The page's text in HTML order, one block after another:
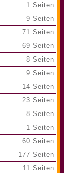
1 Seiten
9 Seiten
71 Seiten
69 Seiten
8 Seiten
9 Seiten
14 Seiten
23 Seiten
8 Seiten
1 Seiten
60 Seiten
177 Seiten
11 Seiten